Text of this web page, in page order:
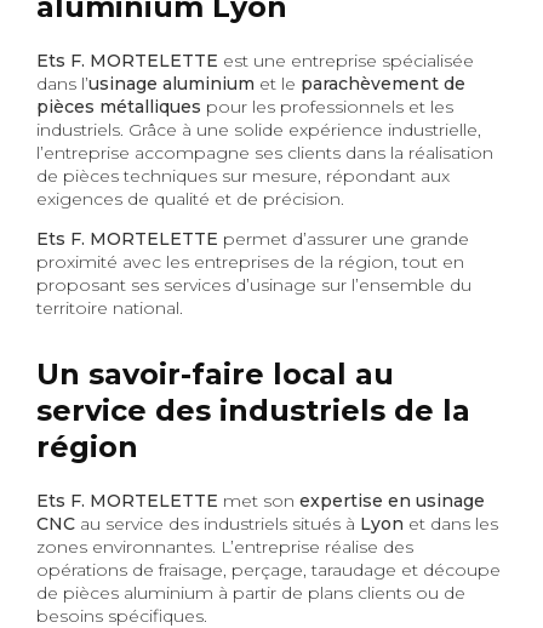
Ets F. MORTELETTE est une entreprise spécialisée
dans l’usinage aluminium et le parachèvement de
pièces métalliques pour les professionnels et les
industriels. Grâce à une solide expérience industrielle,
l’entreprise accompagne ses clients dans la réalisation
de pièces techniques sur mesure, répondant aux
exigences de qualité et de précision.
Ets F. MORTELETTE permet d’assurer une grande
proximité avec les entreprises de la région, tout en
proposant ses services d’usinage sur l’ensemble du
territoire national.
Un savoir-faire local au
service des industriels de la
région
Ets F. MORTELETTE met son expertise en usinage
CNC au service des industriels situés à Lyon et dans les
zones environnantes. L’entreprise réalise des
opérations de fraisage, perçage, taraudage et découpe
de pièces aluminium à partir de plans clients ou de
besoins spécifiques.